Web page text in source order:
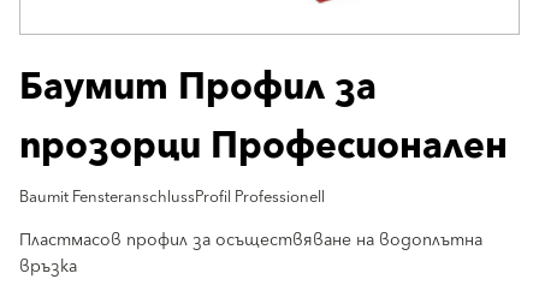
Баумит Профил за
прозорци Професионален
Baumit FensteranschlussProfil Professionell
Пластмасов профил за осъществяване на водоплътна
връзка